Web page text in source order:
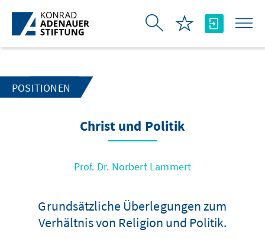
Skip to Main Content
POSITIONEN
Christ und Politik
Prof. Dr. Norbert Lammert
Grundsätzliche Überlegungen zum
Verhältnis von Religion und Politik.